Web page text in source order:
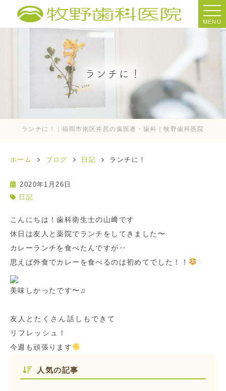
MENU
ランチに！
ランチに！｜福岡市南区井尻の歯医者・歯科｜牧野歯科医院
ホーム ブログ 日記 ランチに！
2020年1月26日
日記
こんにちは！歯科衛生士の山﨑です
休日は友人と薬院でランチをしてきました〜
カレーランチを食べたんですが‥
思えば外食でカレーを食べるのは初めてでした！！
美味しかったです〜♫
友人とたくさん話しもできて
リフレッシュ！
今週も頑張ります
人気の記事